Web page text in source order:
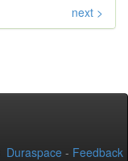
next >
Duraspace - Feedback